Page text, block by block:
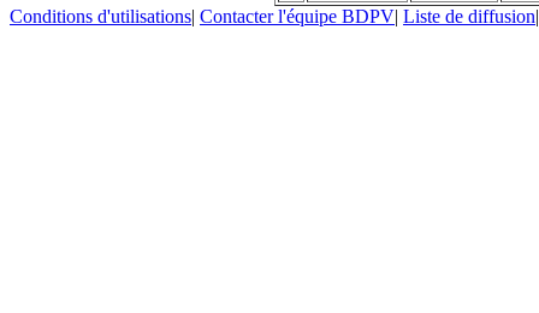
Conditions d'utilisations| Contacter l'équipe BDPV| Liste de diffusion